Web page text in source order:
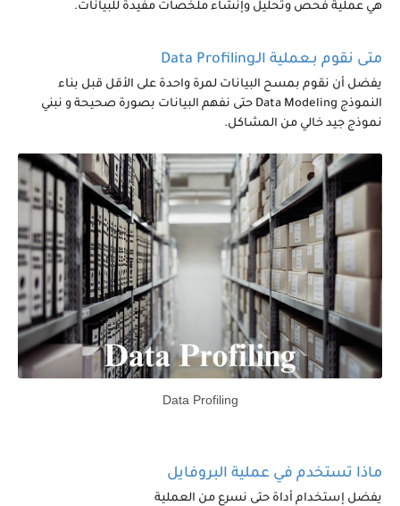
هي عملية فحص وتحليل وإنشاء ملخصات مفيدة للبيانات.
متى نقوم بـعملية الـData Profiling
يفضل أن نقوم بمسح البيانات لمرة واحدة على الأقل قبل بناء
النموذج Data Modeling حتى نفهم البيانات بصورة صحيحة و نبني
نموذج جيد خالي من المشاكل.
Data Profiling
ماذا تستخدم في عملية البروفايل
يفضل إستخدام أداة حتى نسرع من العملية